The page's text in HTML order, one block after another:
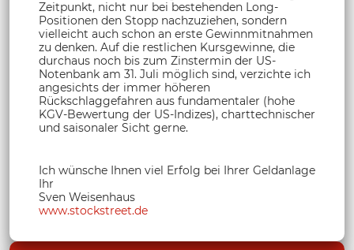
Zeitpunkt, nicht nur bei bestehenden Long-
Positionen den Stopp nachzuziehen, sondern
vielleicht auch schon an erste Gewinnmitnahmen
zu denken. Auf die restlichen Kursgewinne, die
durchaus noch bis zum Zinstermin der US-
Notenbank am 31. Juli möglich sind, verzichte ich
angesichts der immer höheren
Rückschlaggefahren aus fundamentaler (hohe
KGV-Bewertung der US-Indizes), charttechnischer
und saisonaler Sicht gerne.
Ich wünsche Ihnen viel Erfolg bei Ihrer Geldanlage
Ihr
Sven Weisenhaus
www.stockstreet.de